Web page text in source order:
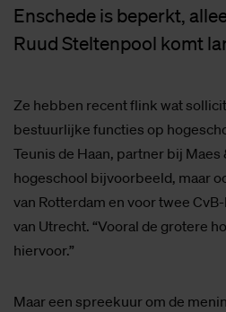
Enschede is beperkt,
Ruud Steltenpool komt
Ze hebben recent flink wat
bestuurlijke functies op
Teunis de Haan, partner bij Maes
hogeschool bijvoorbeeld, maar
van Rotterdam en voor twee
van Utrecht. “Vooral de grotere
hiervoor.”
Maar een spreekuur om de